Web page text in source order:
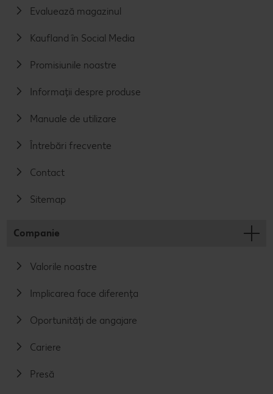
Evaluează magazinul
Kaufland în Social Media
Promisiunile noastre
Informații despre produse
Manuale de utilizare
Întrebări frecvente
Contact
Sitemap
Companie
Valorile noastre
Implicarea face diferența
Oportunități de angajare
Cariere
Presă